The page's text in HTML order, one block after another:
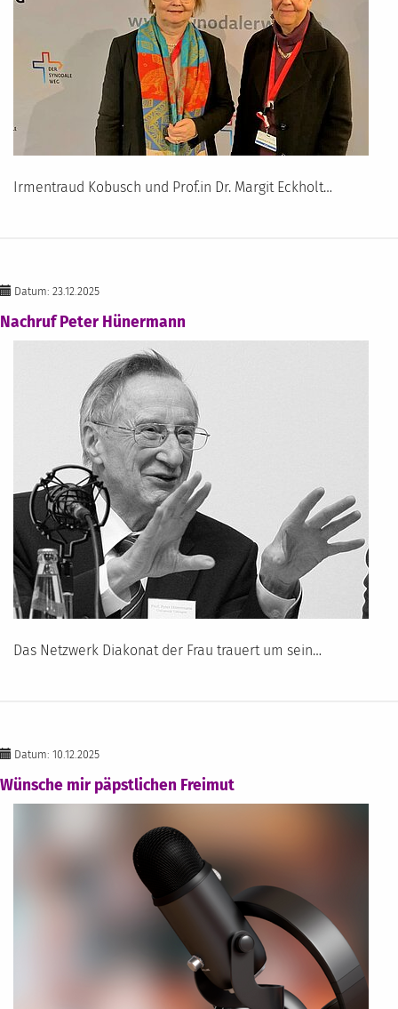
Irmentraud Kobusch und Prof.in Dr. Margit Eckholt…
Datum: 23.12.2025
Nachruf Peter Hünermann
Das Netzwerk Diakonat der Frau trauert um sein…
Datum: 10.12.2025
Wünsche mir päpstlichen Freimut